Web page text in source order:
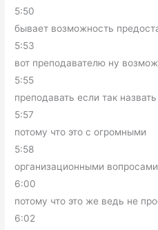
5:50
бывает возможность
5:53
вот преподавателю ну
5:55
преподавать если так
5:57
потому что это с огромными
5:58
организационными
6:00
потому что это же ведь не
6:02